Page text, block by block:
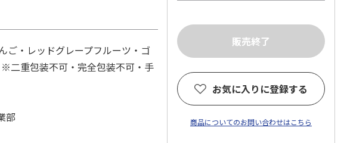
・レッドグレープフルーツ・ゴ
重包装不可・完全包装不可・手
部
お気に入りに登録する
商品についてのお問い合わせはこちら